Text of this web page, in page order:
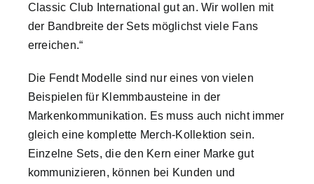
Classic Club International gut an. Wir wollen mit
der Bandbreite der Sets möglichst viele Fans
erreichen.“
Die Fendt Modelle sind nur eines von vielen
Beispielen für Klemmbausteine in der
Markenkommunikation. Es muss auch nicht immer
gleich eine komplette Merch-Kollektion sein.
Einzelne Sets, die den Kern einer Marke gut
kommunizieren, können bei Kunden und